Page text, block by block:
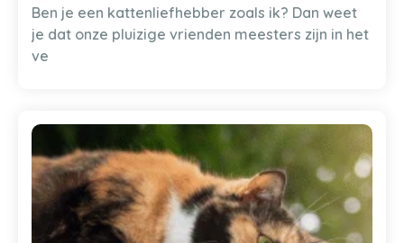
Ben je een kattenliefhebber zoals ik? Dan weet
je dat onze pluizige vrienden meesters zijn in het
ve